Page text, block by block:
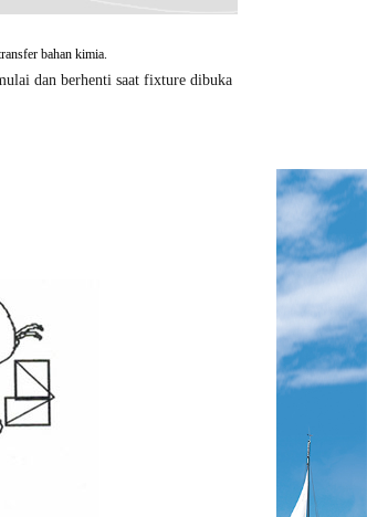
bahan kimia.
dan berhenti saat fixture dibuka